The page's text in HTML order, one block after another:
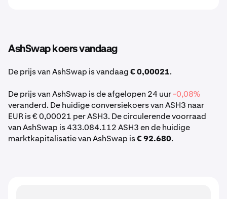
AshSwap koers vandaag
De prijs van AshSwap is vandaag€ 0,00021.
De prijs van AshSwap is de afgelopen 24 uur-0,08%
veranderd. De huidige conversiekoers van ASH3 naar
EUR is € 0,00021 per ASH3. De circulerende voorraad
van AshSwap is 433.084.112 ASH3 en de huidige
marktkapitalisatie van AshSwap is€ 92.680.